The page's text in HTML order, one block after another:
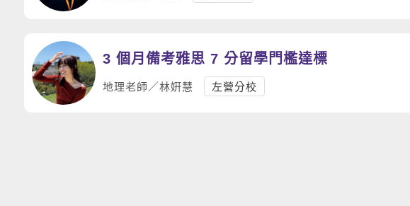
3 個月備考雅思 7 分留學門檻達標
地理老師／林姸慧 左營分校